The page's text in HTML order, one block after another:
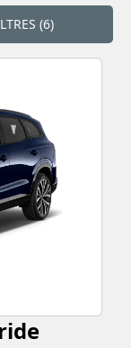
Esprit Alpine, Espace
Techno.
(6)